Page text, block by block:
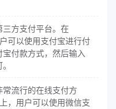
方支付平台。在
可以使用支付宝进行付
付款方式，然后输入
流行的在线支付方
，用户可以使用微信支